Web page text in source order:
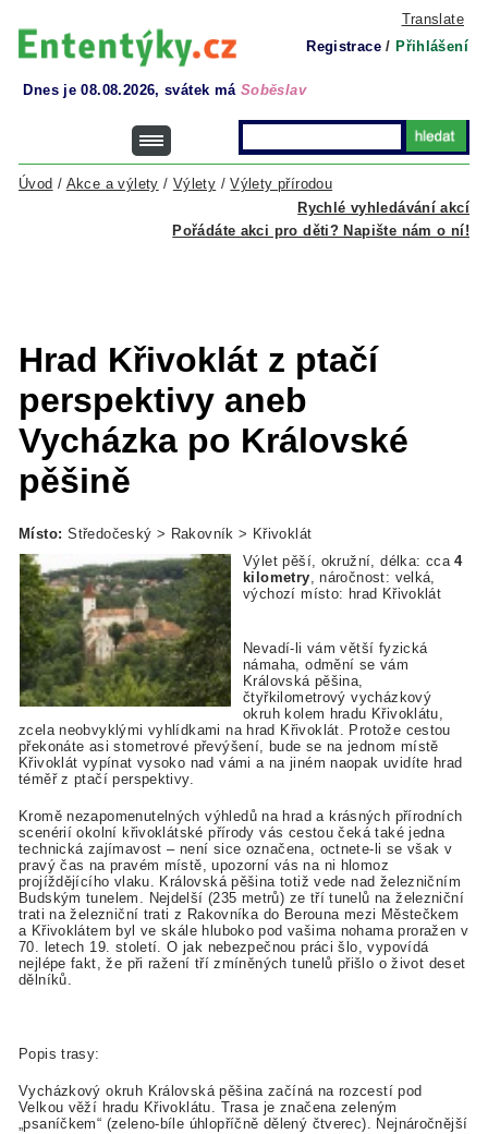
Translate
Registrace / Přihlášení
Dnes je 08.08.2026, svátek má Soběslav
Rychlé vyhledávání akcí
Úvod / Akce a výlety / Výlety /Výlety přírodou
Pořádáte akci pro děti? Napište nám o ní!
Hrad Křivoklát z ptačí
perspektivy aneb
Vycházka po Královské
pěšině
Místo: Středočeský > Rakovník > Křivoklát
Výlet pěší, okružní, délka: cca4
kilometry, náročnost: velká,
výchozí místo: hrad Křivoklát
Nevadí-li vám větší fyzická
námaha, odmění se vám
Královská pěšina,
čtyřkilometrový vycházkový
okruh kolem hradu Křivoklátu,
zcela neobvyklými vyhlídkami na hrad Křivoklát. Protože cestou
překonáte asi stometrové převýšení, bude se na jednom místě
Křivoklát vypínat vysoko nad vámi a na jiném naopak uvidíte hrad
téměř z ptačí perspektivy.
Kromě nezapomenutelných výhledů na hrad a krásných přírodních
scenérií okolní křivoklátské přírody vás cestou čeká také jedna
technická zajímavost – není sice označena, octnete-li se však v
pravý čas na pravém místě, upozorní vás na ni hlomoz
projíždějícího vlaku. Královská pěšina totiž vede nad železničním
Budským tunelem. Nejdelší (235 metrů) ze tří tunelů na železniční
trati na železniční trati z Rakovníka do Berouna mezi Městečkem
a Křivoklátem byl ve skále hluboko pod vašima nohama proražen v
70. letech 19. století. O jak nebezpečnou práci šlo, vypovídá
nejlépe fakt, že při ražení tří zmíněných tunelů přišlo o život deset
dělníků.
Popis trasy:
Vycházkový okruh Královská pěšina začíná na rozcestí pod
Velkou věží hradu Křivoklátu. Trasa je značena zeleným
„psaníčkem“ (zeleno-bíle úhlopříčně dělený čtverec). Nejnáročnější